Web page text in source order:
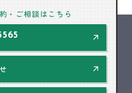
・ご相談はこちら